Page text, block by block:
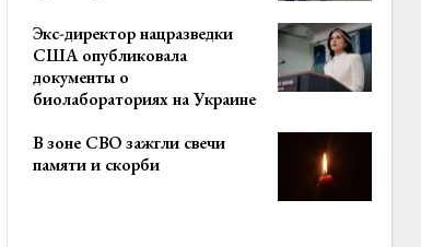
Экс-директор нацразведки
США опубликовала
документы о
биолабораториях на Украине
В зоне СВО зажгли свечи
памяти и скорби